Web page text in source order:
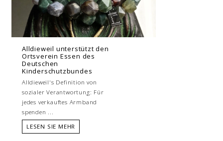
Alldieweil unterstützt den
Ortsverein Essen des
Deutschen
Kinderschutzbundes
Alldieweil's Definition von
sozialer Verantwortung: Für
jedes verkauftes Armband
spenden ...
LESEN SIE MEHR